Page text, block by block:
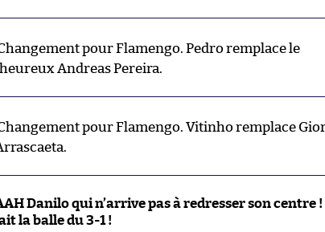
pour Flamengo. Pedro remplace le
Andreas Pereira.
pour Flamengo. Vitinho remplace
Danilo qui n’arrive pas à redresser son centre !
la balle du 3-1 !